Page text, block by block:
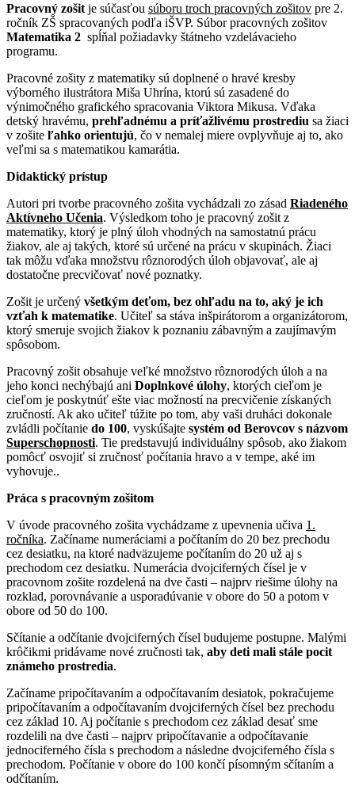
Pracovný zošit je súčasťou súboru troch pracovných zošitov pre 2.
ročník ZŠ spracovaných podľa iŠVP. Súbor pracovných zošitov
Matematika 2 spĺňal požiadavky štátneho vzdelávacieho
programu.
Pracovné zošity z matematiky sú doplnené o hravé kresby
výborného ilustrátora Miša Uhrína, ktorú sú zasadené do
výnimočného grafického spracovania Viktora Mikusa. Vďaka
detský hravému, prehľadnému a príťažlivému prostrediu sa žiaci
v zošite ľahko orientujú, čo v nemalej miere ovplyvňuje aj to, ako
veľmi sa s matematikou kamarátia.
Didaktický prístup
Autori pri tvorbe pracovného zošita vychádzali zo zásad Riadeného
Aktívneho Učenia. Výsledkom toho je pracovný zošit z
matematiky, ktorý je plný úloh vhodných na samostatnú prácu
žiakov, ale aj takých, ktoré sú určené na prácu v skupinách. Žiaci
tak môžu vďaka množstvu rôznorodých úloh objavovať, ale aj
dostatočne precvičovať nové poznatky.
Zošit je určený všetkým deťom, bez ohľadu na to, aký je ich
vzťah k matematike. Učiteľ sa stáva inšpirátorom a organizátorom,
ktorý smeruje svojich žiakov k poznaniu zábavným a zaujímavým
spôsobom.
Pracovný zošit obsahuje veľké množstvo rôznorodých úloh a na
jeho konci nechýbajú ani Doplnkové úlohy, ktorých cieľom je
cieľom je poskytnúť ešte viac možností na precvičenie získaných
zručností. Ak ako učiteľ túžite po tom, aby vaši druháci dokonale
zvládli počítanie do 100, vyskúšajte systém od Berovcov s názvom
Superschopnosti. Tie predstavujú individuálny spôsob, ako žiakom
pomôcť osvojiť si zručnosť počítania hravo a v tempe, aké im
vyhovuje..
Práca s pracovným zošitom
V úvode pracovného zošita vychádzame z upevnenia učiva 1.
ročníka. Začíname numeráciami a počítaním do 20 bez prechodu
cez desiatku, na ktoré nadväzujeme počítaním do 20 už aj s
prechodom cez desiatku. Numerácia dvojciferných čísel je v
pracovnom zošite rozdelená na dve časti – najprv riešime úlohy na
rozklad, porovnávanie a usporadúvanie v obore do 50 a potom v
obore od 50 do 100.
Sčítanie a odčítanie dvojciferných čísel budujeme postupne. Malými
krôčikmi pridávame nové zručnosti tak, aby deti mali stále pocit
známeho prostredia.
Začíname pripočítavaním a odpočítavaním desiatok, pokračujeme
pripočítavaním a odpočítavaním dvojciferných čísel bez prechodu
cez základ 10. Aj počítanie s prechodom cez základ desať sme
rozdelili na dve časti – najprv pripočítavanie a odpočítavanie
jednociferného čísla s prechodom a následne dvojciferného čísla s
prechodom. Počítanie v obore do 100 končí písomným sčítaním a
odčítaním.